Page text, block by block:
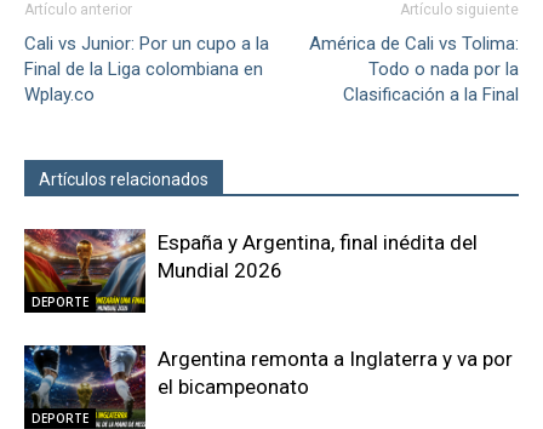
Artículo anterior
Cali vs Junior: Por un cupo a la
Final de la Liga colombiana en
Wplay.co
Artículo siguiente
América de Cali vs Tolima:
Todo o nada por la
Clasificación a la Final
Artículos relacionados
DEPORTE
España y Argentina, final inédita del
Mundial 2026
DEPORTE
Argentina remonta a Inglaterra y va por
el bicampeonato